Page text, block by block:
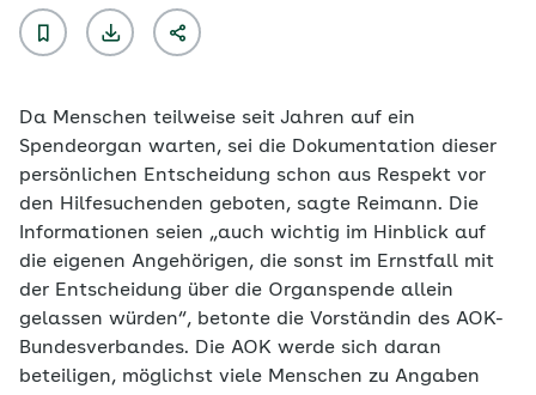
Da Menschen teilweise seit Jahren auf ein
Spendeorgan warten, sei die Dokumentation dieser
persönlichen Entscheidung schon aus Respekt vor
den Hilfesuchenden geboten, sagte Reimann. Die
Informationen seien „auch wichtig im Hinblick auf
die eigenen Angehörigen, die sonst im Ernstfall mit
der Entscheidung über die Organspende allein
gelassen würden“, betonte die Vorständin des AOK-
Bundesverbandes. Die AOK werde sich daran
beteiligen, möglichst viele Menschen zu Angaben